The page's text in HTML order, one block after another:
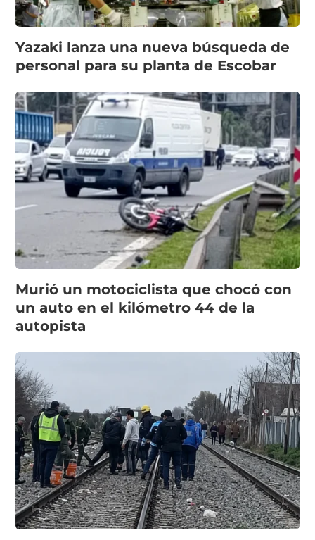
Yazaki lanza una nueva búsqueda de
personal para su planta de Escobar
Murió un motociclista que chocó con
un auto en el kilómetro 44 de la
autopista